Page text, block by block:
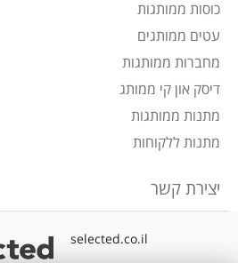
כוסות ממותגות
עטים ממותגים
מחברות ממותגות
דיסק און קי ממותג
מתנות ממותגות
מתנות ללקוחות
יצירת קשר
selected.co.il